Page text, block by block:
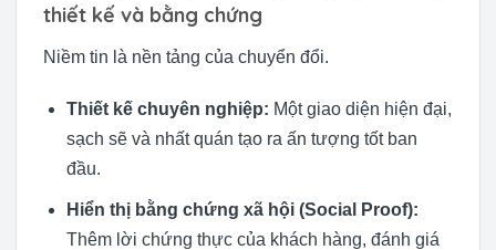
thiết kế và bằng chứng
Niềm tin là nền tảng của chuyển đổi.
Thiết kế chuyên nghiệp: Một giao diện hiện đại,
sạch sẽ và nhất quán tạo ra ấn tượng tốt ban
đầu.
Hiển thị bằng chứng xã hội (Social Proof):
Thêm lời chứng thực của khách hàng, đánh giá